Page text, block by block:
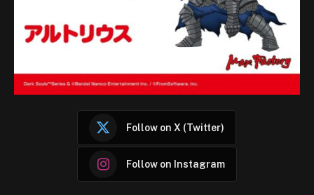
Follow on X (Twitter)
Follow on Instagram